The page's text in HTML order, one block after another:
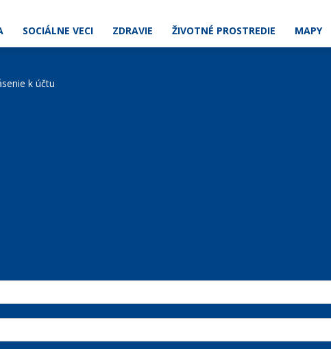
SOCIÁLNE VECI ZDRAVIE ŽIVOTNÉ PROSTREDIE MAPY
k účtu